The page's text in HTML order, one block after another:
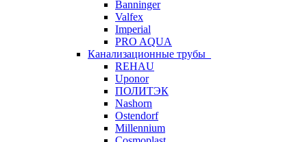
Banninger
Valfex
Imperial
PRO AQUA
Канализационные трубы
REHAU
Uponor
ПОЛИТЭК
Nashorn
Ostendorf
Millennium